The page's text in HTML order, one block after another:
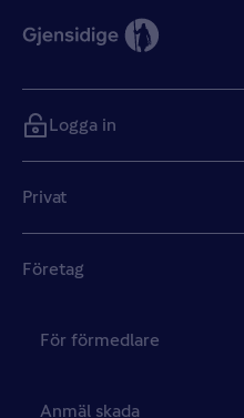
Privat
Företag
För förmedlare
Anmäl skada
Logga in